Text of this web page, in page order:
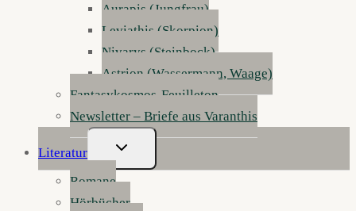
Aurapis (Jungfrau)
Leviathis (Skorpion)
Nivarys (Steinbock)
Astrion (Wassermann, Waage)
Fantasykosmos-Feuilleton
Newsletter – Briefe aus Varanthis
Literatur
Untermenü
Umschalten
Romane
Hörbücher